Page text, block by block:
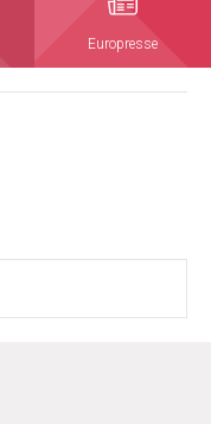
Europresse